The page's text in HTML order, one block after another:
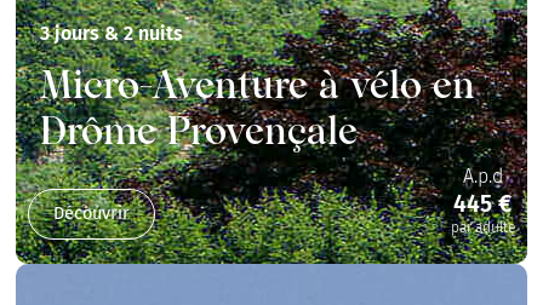
3 jours & 2 nuits
Micro-Aventure à vélo en
Drôme Provençale
Découvrir
A.p.d
445 €
par adulte